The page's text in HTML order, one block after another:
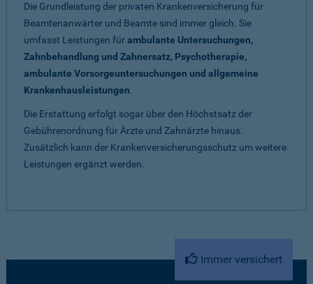
Die Grundleistung der privaten Krankenversicherung für
Beamtenanwärter und Beamte sind immer gleich. Sie
umfasst Leistungen fürambulante Untersuchungen,
Zahnbehandlung und Zahnersatz, Psychotherapie,
ambulante Vorsorgeuntersuchungen und allgemeine
Krankenhausleistungen.
Die Erstattung erfolgt sogar über den Höchstsatz der
Gebührenordnung für Ärzte und Zahnärzte hinaus.
Zusätzlich kann der Krankenversicherungsschutz um weitere
Leistungen ergänzt werden.
Immer versichert